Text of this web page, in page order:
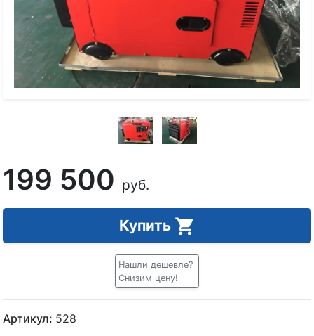
199 500 руб.
Купить
Нашли дешевле?
Снизим цену!
Артикул: 528